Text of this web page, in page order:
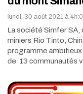
lundi, 30 août 2021 à
La société Simfer
miniers Rio Tinto,
programme
de 13 communautés